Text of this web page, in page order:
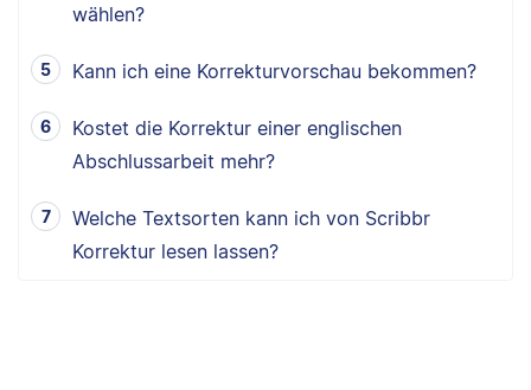
wählen?
Kann ich eine Korrekturvorschau bekommen?
Kostet die Korrektur einer englischen
Abschlussarbeit mehr?
Welche Textsorten kann ich von Scribbr
Korrektur lesen lassen?